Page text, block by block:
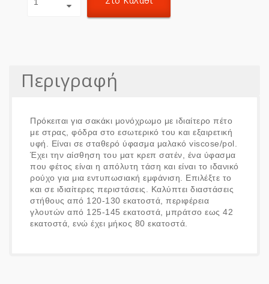
Περιγραφή
Πρόκειται για σακάκι μονόχρωμο με ιδιαίτερο πέτο
με στρας, φόδρα στο εσωτερικό του και εξαιρετική
υφή. Είναι σε σταθερό ύφασμα μαλακό viscose/pol.
Έχει την αίσθηση του ματ κρεπ σατέν, ένα ύφασμα
που φέτος είναι η απόλυτη τάση και είναι το ιδανικό
ρούχο για μια εντυπωσιακή εμφάνιση. Επιλέξτε το
και σε ιδιαίτερες περιστάσεις. Καλύπτει διαστάσεις
στήθους από 120-130 εκατοστά, περιφέρεια
γλουτών από 125-145 εκατοστά, μπράτσο εως 42
εκατοστά, ενώ έχει μήκος 80 εκατοστά.